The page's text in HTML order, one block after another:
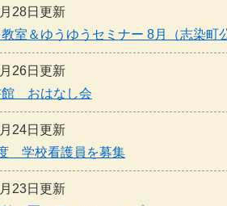
28日更新
室＆ゆうゆうセミナー 8月（志染町
26日更新
館 おはなし会
24日更新
学校看護員を募集
23日更新